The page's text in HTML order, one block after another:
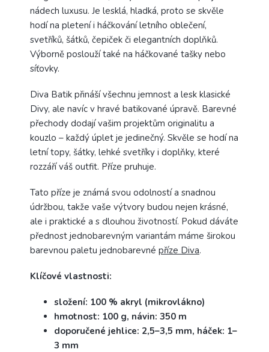
nádech luxusu. Je lesklá, hladká, proto se skvěle
hodí na pletení i háčkování letního oblečení,
svetříků, šátků, čepiček či elegantních doplňků.
Výborně poslouží také na háčkované tašky nebo
síťovky.
Diva Batik přináší všechnu jemnost a lesk klasické
Divy, ale navíc v hravé batikované úpravě. Barevné
přechody dodají vašim projektům originalitu a
kouzlo – každý úplet je jedinečný. Skvěle se hodí na
letní topy, šátky, lehké svetříky i doplňky, které
rozzáří váš outfit. Příze pruhuje.
Tato příze je známá svou odolností a snadnou
údržbou, takže vaše výtvory budou nejen krásné,
ale i praktické a s dlouhou životností. Pokud dáváte
přednost jednobarevným variantám máme širokou
barevnou paletu jednobarevné příze Diva.
Klíčové vlastnosti:
složení: 100 % akryl (mikrovlákno)
hmotnost: 100 g, návin: 350 m
doporučené jehlice: 2,5–3,5 mm, háček: 1–
3 mm